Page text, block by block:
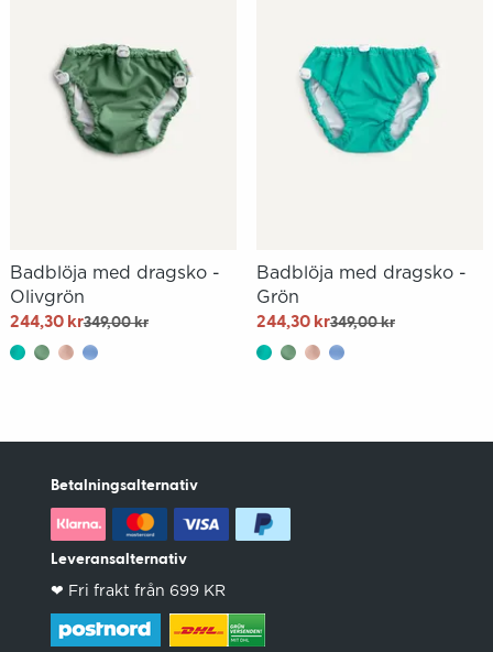
Badblöja med dragsko -
Olivgrön
244,30 kr349,00 kr
Badblöja med dragsko -
Grön
244,30 kr349,00 kr
Betalningsalternativ
Leveransalternativ
❤︎ Fri frakt från 699 KR